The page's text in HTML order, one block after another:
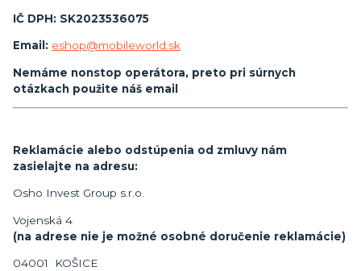
IČ DPH: SK2023536075
Email: eshop@mobileworld.sk
Nemáme nonstop operátora, preto pri súrnych
otázkach použite náš email
Reklamácie alebo odstúpenia od zmluvy nám
zasielajte na adresu:
Osho Invest Group s.r.o.
Vojenská 4
(na adrese nie je možné osobné doručenie reklamácie)
04001 KOŠICE